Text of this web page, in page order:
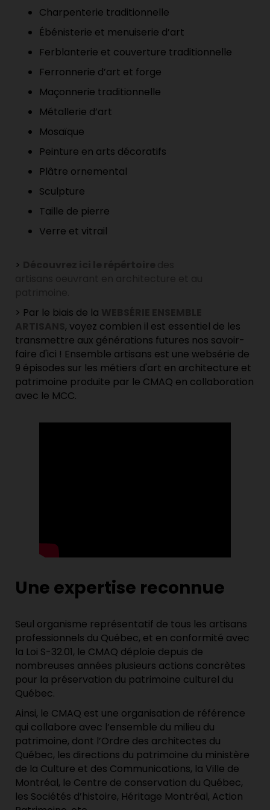
Charpenterie traditionnelle
Ébénisterie et menuiserie d’art
Ferblanterie et couverture traditionnelle
Ferronnerie d’art et forge
Maçonnerie traditionnelle
Métallerie d’art
Mosaïque
Peinture en arts décoratifs
Plâtre ornemental
Sculpture
Taille de pierre
Verre et vitrail
>
> Par le biais de la
, voyez combien il est essentiel de les
transmettre aux générations futures nos savoir-
faire d'ici ! Ensemble artisans est une websérie de
9 épisodes sur les métiers d'art en architecture et
patrimoine produite par le CMAQ en collaboration
avec le MCC.
Une expertise reconnue
Seul organisme représentatif de tous les artisans
professionnels du Québec, et en conformité avec
la Loi S-32.01, le CMAQ déploie depuis de
nombreuses années plusieurs actions concrètes
pour la préservation du patrimoine culturel du
Québec.
Ainsi, le CMAQ est une organisation de référence
qui collabore avec l’ensemble du milieu du
patrimoine, dont l’Ordre des architectes du
Québec, les directions du patrimoine du ministère
de la Culture et des Communications, la Ville de
Montréal, le Centre de conservation du Québec,
les Sociétés d’histoire, Héritage Montréal, Action